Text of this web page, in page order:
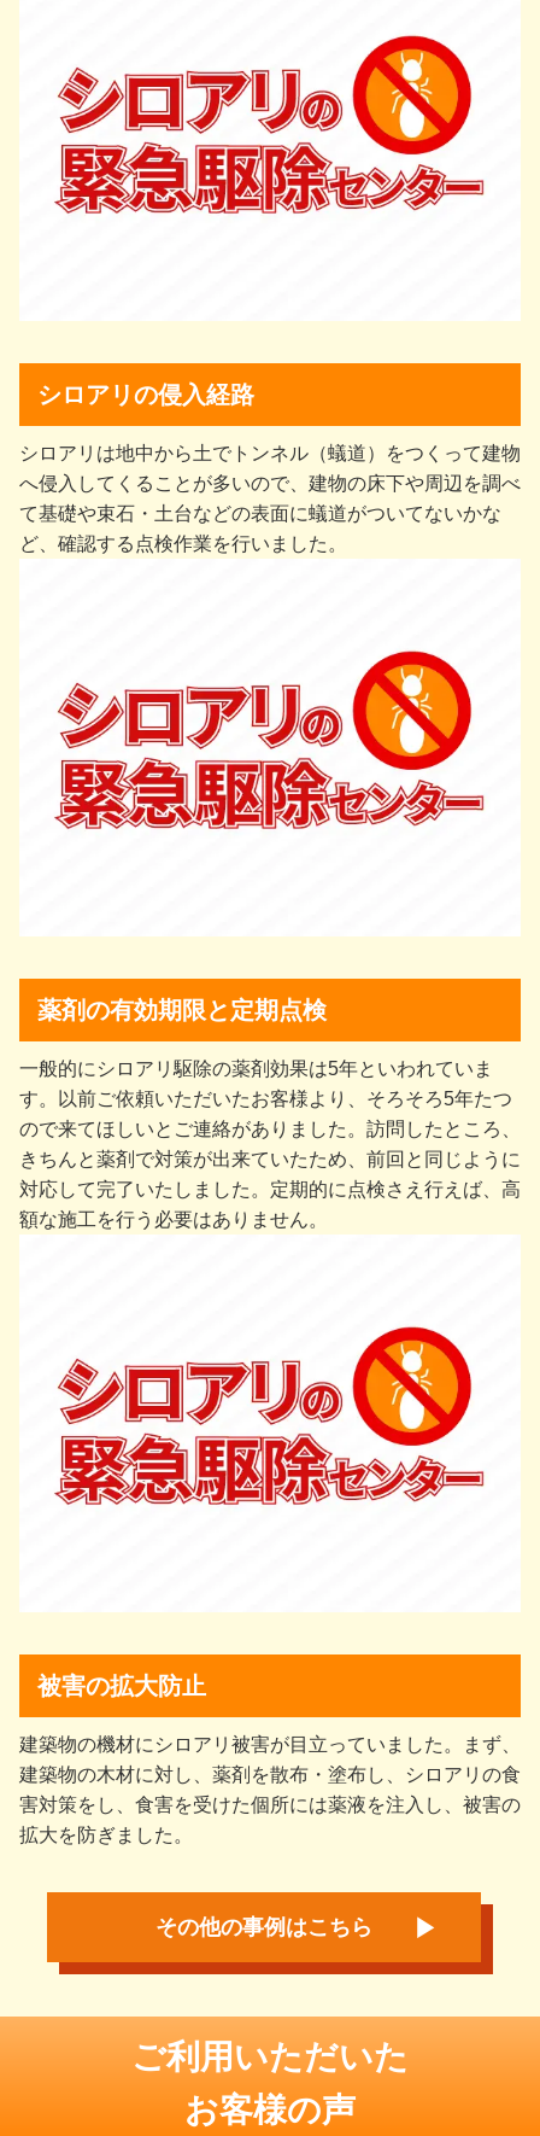
シロアリの侵入経路
シロアリは地中から⼟でトンネル（蟻道）をつくって建物
へ侵⼊してくることが多いので、建物の床下や周辺を調べ
て基礎や束⽯・⼟台などの表⾯に蟻道がついてないかな
ど、確認する点検作業を行いました。
薬剤の有効期限と定期点検
一般的にシロアリ駆除の薬剤効果は5年といわれていま
す。以前ご依頼いただいたお客様より、そろそろ5年たつ
ので来てほしいとご連絡がありました。訪問したところ、
きちんと薬剤で対策が出来ていたため、前回と同じように
対応して完了いたしました。定期的に点検さえ行えば、高
額な施工を行う必要はありません。
被害の拡大防止
建築物の機材にシロアリ被害が目立っていました。まず、
建築物の木材に対し、薬剤を散布・塗布し、シロアリの食
害対策をし、食害を受けた個所には薬液を注入し、被害の
拡大を防ぎました。
その他の事例はこちら
ご利用いただいた
お客様の声